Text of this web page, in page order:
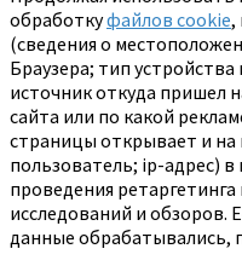
обработкуфайлов cookie,
(сведения о
Браузера; тип
источник откуда пришел
сайта или по какой
страницы открывает и на
пользователь; ip-адрес)
проведения
исследований и обзоров.
данные обрабатывались,